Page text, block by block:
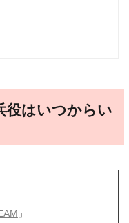
役はいつからい
」